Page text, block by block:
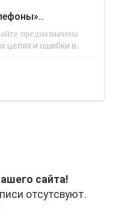
предназначена
целях и ошибки в..
сайта!
отсутсвуют.